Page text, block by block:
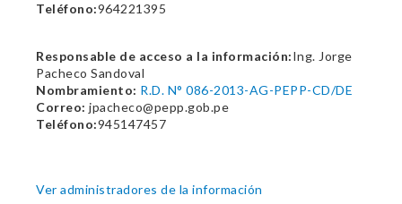
Teléfono:964221395
Responsable de acceso a la información:Ing. Jorge
Pacheco Sandoval
Nombramiento: R.D. N° 086-2013-AG-PEPP-CD/DE
Correo: jpacheco@pepp.gob.pe
Teléfono:945147457
Ver administradores de la información